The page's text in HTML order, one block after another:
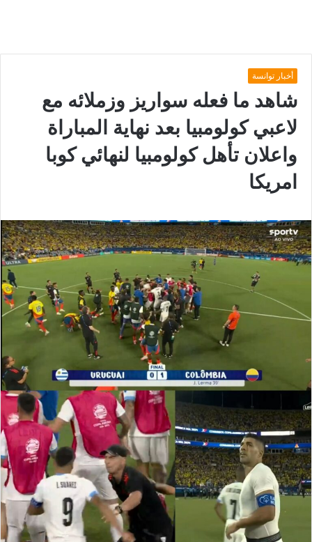
أخبار توانسة
شاهد ما فعله سواريز وزملائه مع
لاعبي كولومبيا بعد نهاية المباراة
واعلان تأهل كولومبيا لنهائي كوبا
امريكا